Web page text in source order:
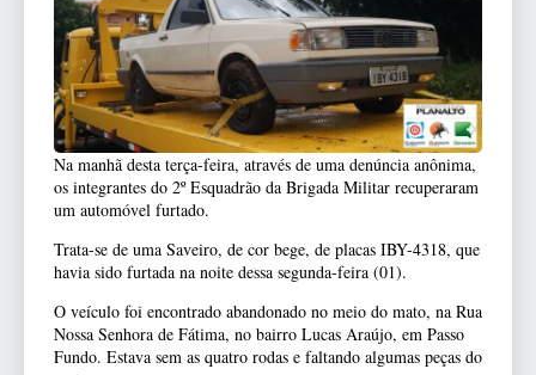
Na manhã desta terça-feira, através de uma denúncia anônima,
os integrantes do 2º Esquadrão da Brigada Militar recuperaram
um automóvel furtado.
Trata-se de uma Saveiro, de cor bege, de placas IBY-4318, que
havia sido furtada na noite dessa segunda-feira (01).
O veículo foi encontrado abandonado no meio do mato, na Rua
Nossa Senhora de Fátima, no bairro Lucas Araújo, em Passo
Fundo. Estava sem as quatro rodas e faltando algumas peças do